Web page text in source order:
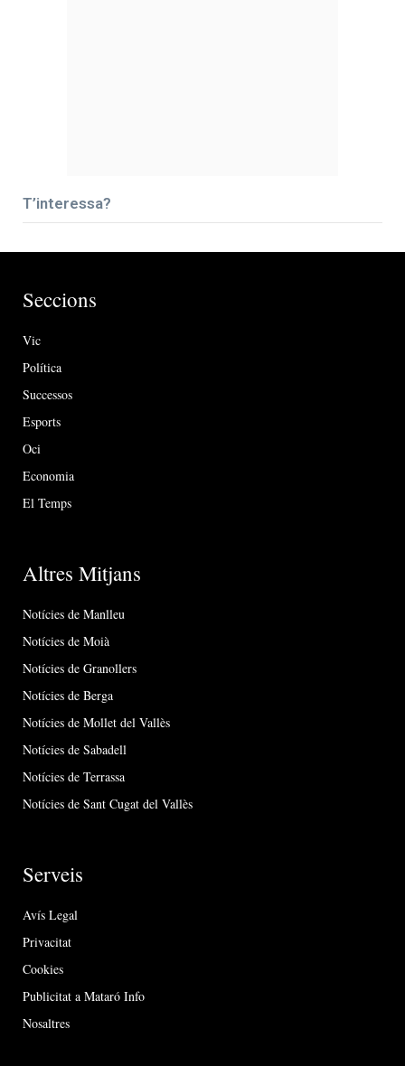
T’interessa?
Seccions
Vic
Política
Successos
Esports
Oci
Economia
El Temps
Altres Mitjans
Notícies de Manlleu
Notícies de Moià
Notícies de Granollers
Notícies de Berga
Notícies de Mollet del Vallès
Notícies de Sabadell
Notícies de Terrassa
Notícies de Sant Cugat del Vallès
Serveis
Avís Legal
Privacitat
Cookies
Publicitat a Mataró Info
Nosaltres